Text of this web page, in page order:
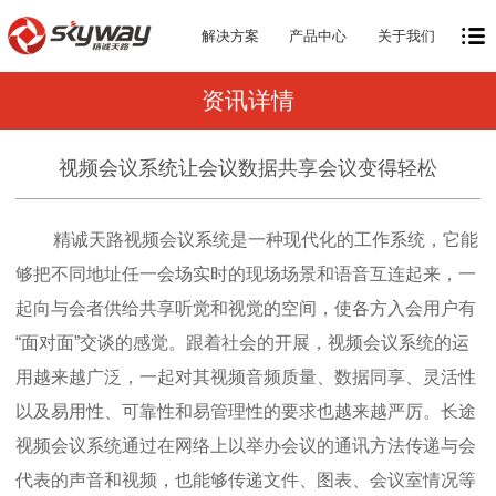
解决方案 产品中心 关于我们
资讯详情
视频会议系统让会议数据共享会议变得轻松
精诚天路视频会议系统是一种现代化的工作系统，它能
够把不同地址任一会场实时的现场场景和语音互连起来，一
起向与会者供给共享听觉和视觉的空间，使各方入会用户有
“面对面”交谈的感觉。跟着社会的开展，视频会议系统的运
用越来越广泛，一起对其视频音频质量、数据同享、灵活性
以及易用性、可靠性和易管理性的要求也越来越严厉。长途
视频会议系统通过在网络上以举办会议的通讯方法传递与会
代表的声音和视频，也能够传递文件、图表、会议室情况等